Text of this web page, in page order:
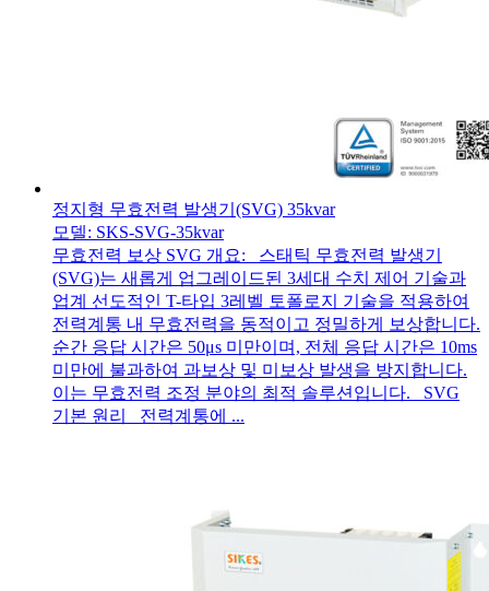
정지형 무효전력 발생기(SVG) 35kvar
모델: SKS-SVG-35kvar
무효전력 보상 SVG 개요: 스태틱 무효전력 발생기
(SVG)는 새롭게 업그레이드된 3세대 수치 제어 기술과
업계 선도적인 T-타입 3레벨 토폴로지 기술을 적용하여
전력계통 내 무효전력을 동적이고 정밀하게 보상합니다.
순간 응답 시간은 50μs 미만이며, 전체 응답 시간은 10ms
미만에 불과하여 과보상 및 미보상 발생을 방지합니다.
이는 무효전력 조정 분야의 최적 솔루션입니다. SVG
기본 원리 전력계통에 ...